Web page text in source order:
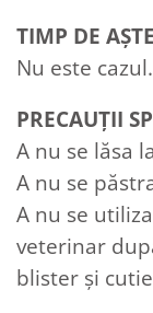
TIMP DE AȘ
Nu este cazul.
PRECAUȚII
A nu se lăsa
A nu se
A nu se
veterinar
blister și